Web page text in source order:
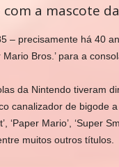
a mascote
– precisamente há 40
Bros.’ para a
da Nintendo tiveram
canalizador de bigode
‘Paper Mario’, ‘Super
muitos outros títulos.